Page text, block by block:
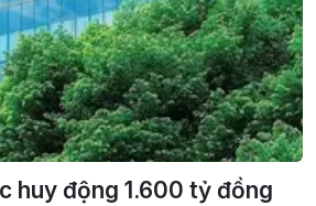
huy động 1.600 tỷ đồng